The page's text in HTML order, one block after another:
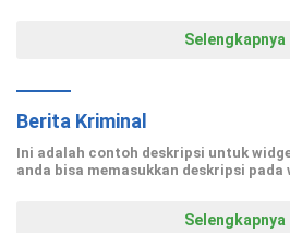
Selengkapnya
Berita Kriminal
Ini adalah contoh deskripsi untuk
anda bisa memasukkan deskripsi pada
Selengkapnya